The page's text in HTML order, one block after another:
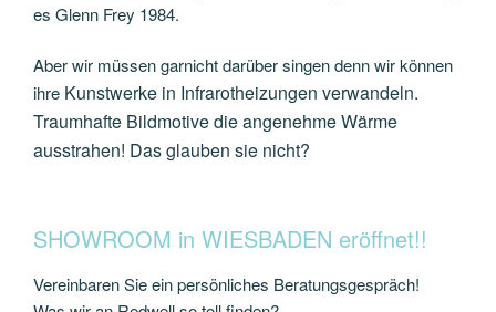
es Glenn Frey 1984.
Aber wir müssen garnicht darüber singen denn wir können
ihre Kunstwerke in Infrarotheizungen verwandeln.
Traumhafte Bildmotive die angenehme Wärme
ausstrahen! Das glauben sie nicht?
SHOWROOM in WIESBADEN eröffnet!!
Vereinbaren Sie ein persönliches Beratungsgespräch!